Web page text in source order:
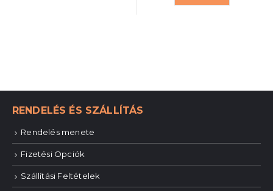
RENDELÉS ÉS SZÁLLÍTÁS
Rendelés menete
Fizetési Opciók
Szállítási Feltételek